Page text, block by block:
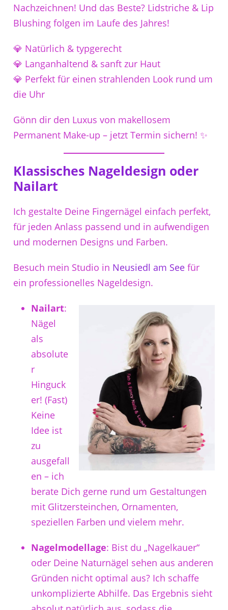
Nachzeichnen! Und das Beste? Lidstriche & Lip
Blushing folgen im Laufe des Jahres!
💎 Natürlich & typgerecht
💎 Langanhaltend & sanft zur Haut
💎 Perfekt für einen strahlenden Look rund um
die Uhr
Gönn dir den Luxus von makellosem
Permanent Make-up – jetzt Termin sichern! ✨
Klassisches Nageldesign oder
Nailart
Ich gestalte Deine Fingernägel einfach perfekt,
für jeden Anlass passend und in aufwendigen
und modernen Designs und Farben.
Besuch mein Studio in Neusiedl am See für
ein professionelles Nageldesign.
Nailart:
Nägel
als
absolute
r
Hinguck
er! (Fast)
Keine
Idee ist
zu
ausgefall
en – ich
berate Dich gerne rund um Gestaltungen
mit Glitzersteinchen, Ornamenten,
speziellen Farben und vielem mehr.
Nagelmodellage: Bist du „Nagelkauer“
oder Deine Naturnägel sehen aus anderen
Gründen nicht optimal aus? Ich schaffe
unkomplizierte Abhilfe. Das Ergebnis sieht